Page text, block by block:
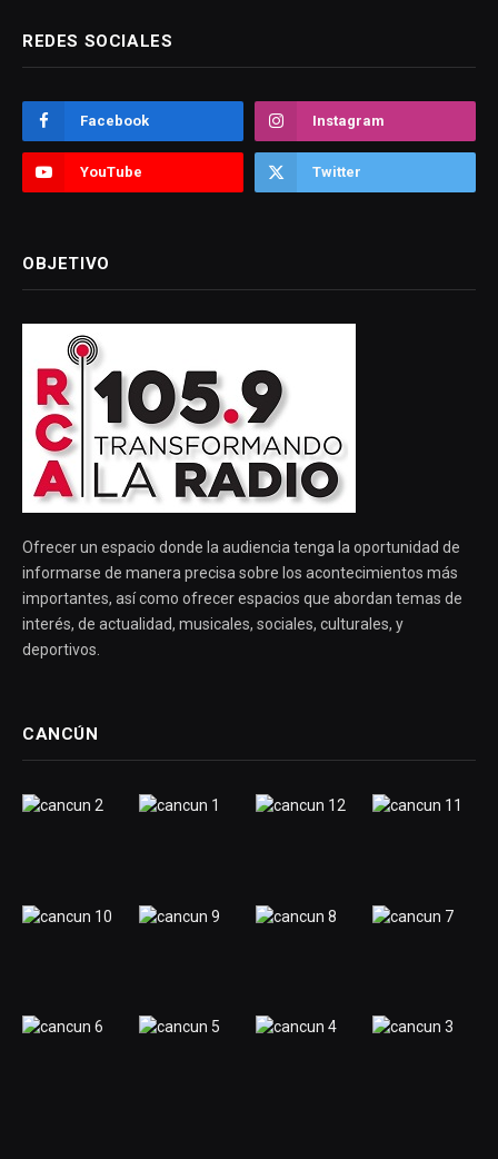
REDES SOCIALES
Facebook Instagram
YouTube Twitter
OBJETIVO
Ofrecer un espacio donde la audiencia tenga la oportunidad de
informarse de manera precisa sobre los acontecimientos más
importantes, así como ofrecer espacios que abordan temas de
interés, de actualidad, musicales, sociales, culturales, y
deportivos.
CANCÚN